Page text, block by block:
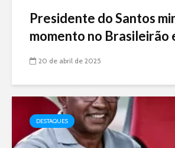
Presidente do Santos
momento no Brasileirão
20 de abril de 2025
DESTAQUES